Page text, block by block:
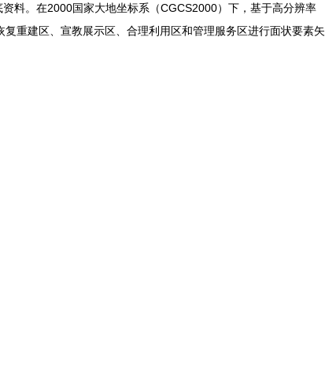
资料。在2000国家大地坐标系（CGCS2000）下，基于高分辨率
重建区、宣教展示区、合理利用区和管理服务区进行面状要素矢